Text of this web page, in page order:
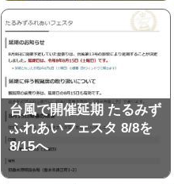
台風で開催延期 たるみず
ふれあいフェスタ 8/8を
8/15へ